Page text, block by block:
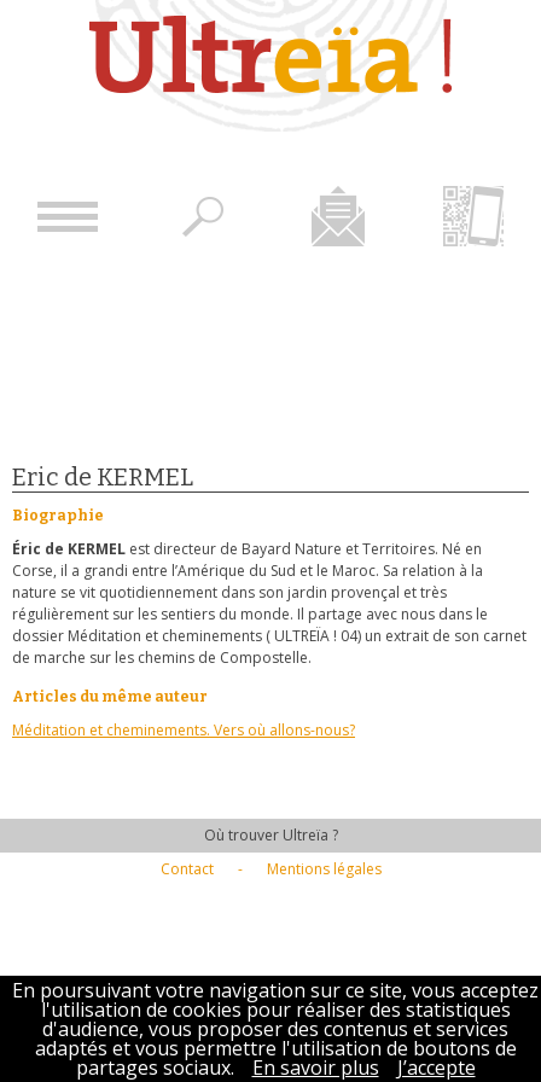
Eric de KERMEL
Biographie
Éric de KERMEL est directeur de Bayard Nature et Territoires. Né en
Corse, il a grandi entre l’Amérique du Sud et le Maroc. Sa relation à la
nature se vit quotidiennement dans son jardin provençal et très
régulièrement sur les sentiers du monde. Il partage avec nous dans le
dossier Méditation et cheminements ( ULTREÏA ! 04) un extrait de son carnet
de marche sur les chemins de Compostelle.
Articles du même auteur
Méditation et cheminements. Vers où allons-nous?
Où trouver Ultreïa ?
Contact
- Mentions légales
En poursuivant votre navigation sur ce site, vous acceptez
l'utilisation de cookies pour réaliser des statistiques
d'audience, vous proposer des contenus et services
adaptés et vous permettre l'utilisation de boutons de
partages sociaux. En savoir plus J’accepte